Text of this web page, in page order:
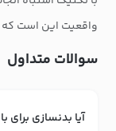
واقعیت این است که
سوالات متداول
آیا بدنسازی برای